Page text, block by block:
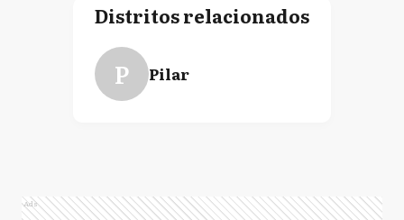
Distritos relacionados
P Pilar
Ads